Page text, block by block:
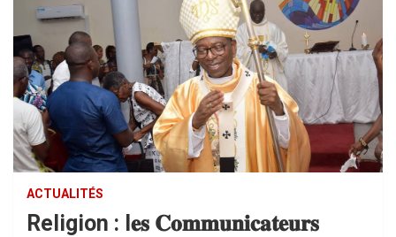
ACTUALITÉS
Religion : l𝐞𝐬 𝐂𝐨𝐦𝐦𝐮𝐧𝐢𝐜𝐚𝐭𝐞𝐮𝐫𝐬